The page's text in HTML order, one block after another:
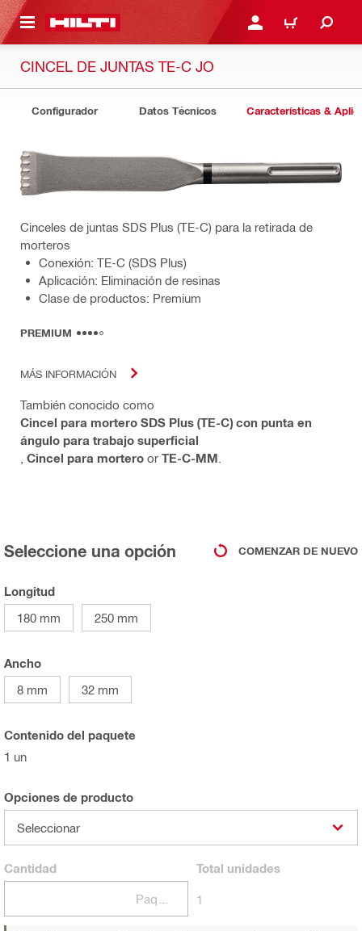
PRINCIPAL INICIE SESIÓN O
CARRITO
CINCEL DE JUNTAS TE-C JO
Configurador Datos Técnicos Características &
Cinceles de juntas SDS Plus (TE-C) para la retirada de
morteros
Conexión: TE-C (SDS Plus)
Aplicación: Eliminación de resinas
Clase de productos: Premium
PREMIUM
MÁS INFORMACIÓN
También conocido como
Cincel para mortero SDS Plus (TE-C) con punta en
ángulo para trabajo superficial
Cincel para mortero or TE-C-MM
Seleccione una opción COMENZAR DE NUEVO
Longitud
180 mm
250 mm
Ancho
8 mm
32 mm
Contenido del paquete
1 un
Opciones de producto
Seleccionar
Cantidad Total unidades
1